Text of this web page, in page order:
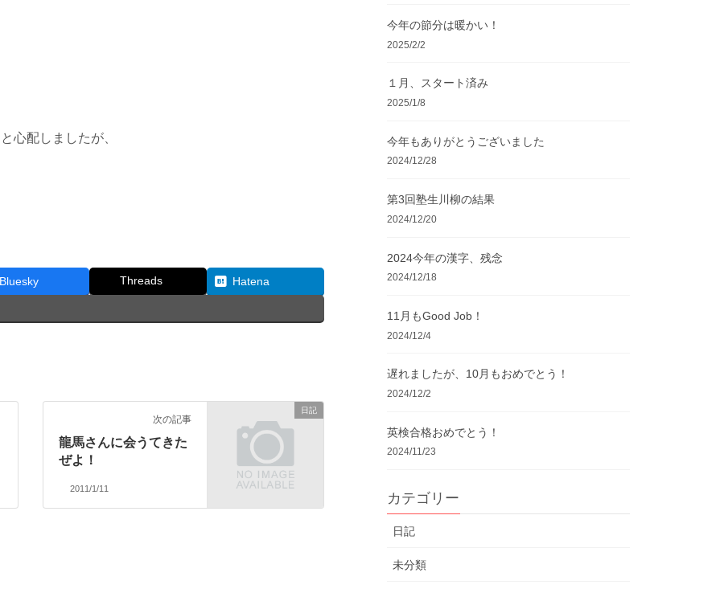
心配しましたが、
Bluesky Threads Hatena
日記
次の記事
龍馬さんに会うてきた
ぜよ！
2011/1/11
今年の節分は暖かい！
2025/2/2
１月、スタート済み
2025/1/8
今年もありがとうございました
2024/12/28
第3回塾生川柳の結果
2024/12/20
2024今年の漢字、残念
2024/12/18
11月もGood Job！
2024/12/4
遅れましたが、10月もおめでとう！
2024/12/2
英検合格おめでとう！
2024/11/23
カテゴリー
日記
未分類